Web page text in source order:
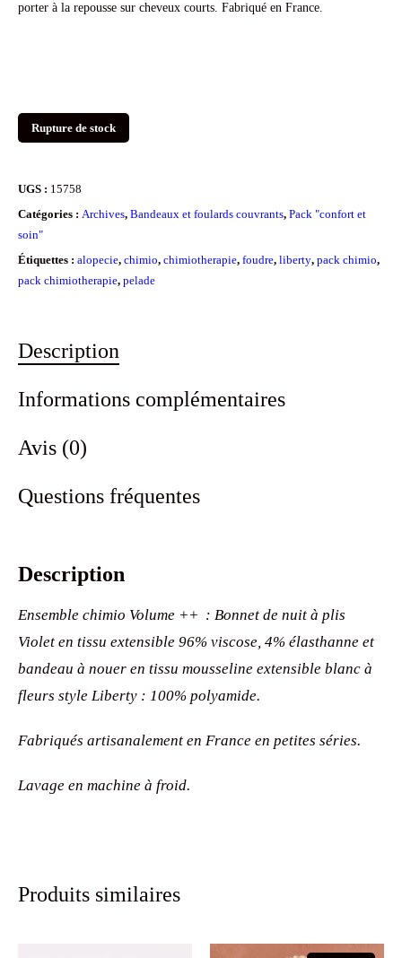
porter à la repousse sur cheveux courts. Fabriqué en France.
Rupture de stock
UGS : 15758
Catégories : Archives, Bandeaux et foulards couvrants, Pack "confort et
soin"
Étiquettes : alopecie, chimio, chimiotherapie, foudre, liberty, pack chimio,
pack chimiotherapie, pelade
Description
Informations complémentaires
Avis (0)
Questions fréquentes
Description
Ensemble chimio Volume ++ : Bonnet de nuit à plis
Violet en tissu extensible 96% viscose, 4% élasthanne et
bandeau à nouer en tissu mousseline extensible blanc à
fleurs style Liberty : 100% polyamide.
Fabriqués artisanalement en France en petites séries.
Lavage en machine à froid.
Produits similaires